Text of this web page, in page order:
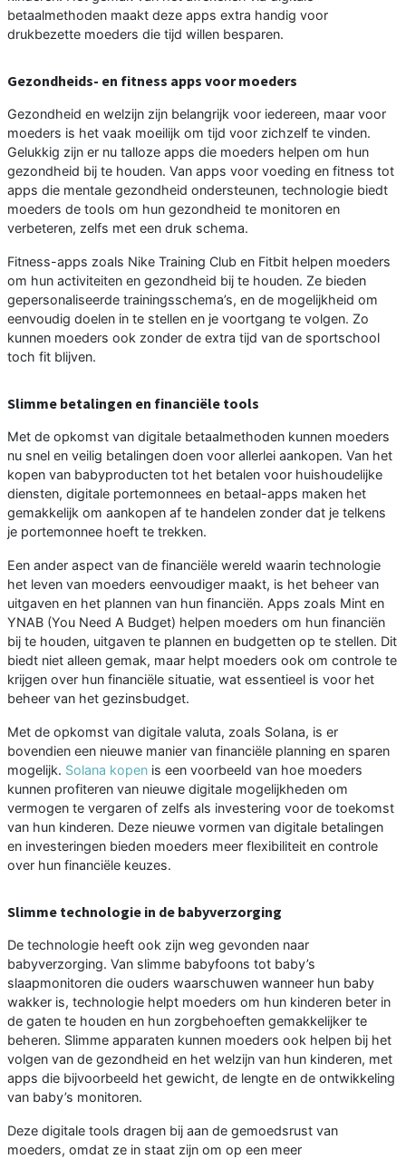
betaalmethoden maakt deze apps extra handig voor
drukbezette moeders die tijd willen besparen.
Gezondheids- en fitness apps voor moeders
Gezondheid en welzijn zijn belangrijk voor iedereen, maar voor
moeders is het vaak moeilijk om tijd voor zichzelf te vinden.
Gelukkig zijn er nu talloze apps die moeders helpen om hun
gezondheid bij te houden. Van apps voor voeding en fitness tot
apps die mentale gezondheid ondersteunen, technologie biedt
moeders de tools om hun gezondheid te monitoren en
verbeteren, zelfs met een druk schema.
Fitness-apps zoals Nike Training Club en Fitbit helpen moeders
om hun activiteiten en gezondheid bij te houden. Ze bieden
gepersonaliseerde trainingsschema’s, en de mogelijkheid om
eenvoudig doelen in te stellen en je voortgang te volgen. Zo
kunnen moeders ook zonder de extra tijd van de sportschool
toch fit blijven.
Slimme betalingen en financiële tools
Met de opkomst van digitale betaalmethoden kunnen moeders
nu snel en veilig betalingen doen voor allerlei aankopen. Van het
kopen van babyproducten tot het betalen voor huishoudelijke
diensten, digitale portemonnees en betaal-apps maken het
gemakkelijk om aankopen af te handelen zonder dat je telkens
je portemonnee hoeft te trekken.
Een ander aspect van de financiële wereld waarin technologie
het leven van moeders eenvoudiger maakt, is het beheer van
uitgaven en het plannen van hun financiën. Apps zoals Mint en
YNAB (You Need A Budget) helpen moeders om hun financiën
bij te houden, uitgaven te plannen en budgetten op te stellen. Dit
biedt niet alleen gemak, maar helpt moeders ook om controle te
krijgen over hun financiële situatie, wat essentieel is voor het
beheer van het gezinsbudget.
Met de opkomst van digitale valuta, zoals Solana, is er
bovendien een nieuwe manier van financiële planning en sparen
mogelijk. Solana kopen is een voorbeeld van hoe moeders
kunnen profiteren van nieuwe digitale mogelijkheden om
vermogen te vergaren of zelfs als investering voor de toekomst
van hun kinderen. Deze nieuwe vormen van digitale betalingen
en investeringen bieden moeders meer flexibiliteit en controle
over hun financiële keuzes.
Slimme technologie in de babyverzorging
De technologie heeft ook zijn weg gevonden naar
babyverzorging. Van slimme babyfoons tot baby’s
slaapmonitoren die ouders waarschuwen wanneer hun baby
wakker is, technologie helpt moeders om hun kinderen beter in
de gaten te houden en hun zorgbehoeften gemakkelijker te
beheren. Slimme apparaten kunnen moeders ook helpen bij het
volgen van de gezondheid en het welzijn van hun kinderen, met
apps die bijvoorbeeld het gewicht, de lengte en de ontwikkeling
van baby’s monitoren.
Deze digitale tools dragen bij aan de gemoedsrust van
moeders, omdat ze in staat zijn om op een meer